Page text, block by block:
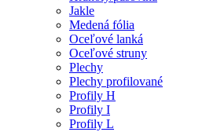
Jakle
Medená fólia
Oceľové lanká
Oceľové struny
Plechy
Plechy profilované
Profily H
Profily I
Profily L